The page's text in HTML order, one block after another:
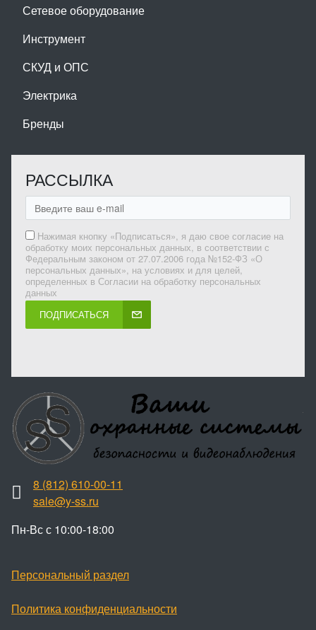
Сетевое оборудование
Инструмент
СКУД и ОПС
Электрика
Бренды
РАССЫЛКА
Нажимая кнопку «Подписаться», я даю свое согласие на
обработку моих персональных данных, в соответствии с
Федеральным законом от 27.07.2006 года №152-ФЗ «О
персональных данных», на условиях и для целей,
определенных в Согласии на обработку персональных
данных
ПОДПИСАТЬСЯ
8 (812) 610-00-11
sale@y-ss.ru
Пн-Вс с 10:00-18:00
Персональный раздел
Политика конфиденциальности